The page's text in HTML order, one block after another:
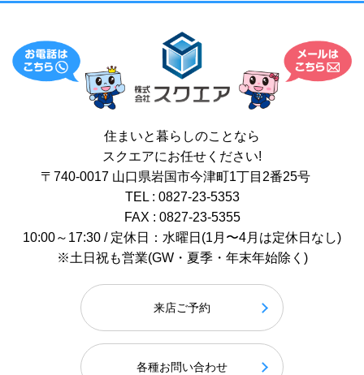
住まいと暮らしのことなら
スクエアにお任せください!
〒740-0017 山口県岩国市今津町1丁目2番25号
TEL : 0827-23-5353
FAX : 0827-23-5355
10:00～17:30 / 定休日：水曜日(1月〜4月は定休日なし)
※土日祝も営業(GW・夏季・年末年始除く)
来店ご予約
各種お問い合わせ